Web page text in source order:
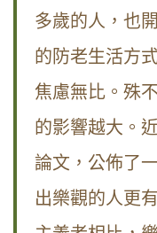
多歲的人，也
的防老生活方
焦慮無比。殊
的影響越大。
論文，公佈了
出樂觀的人更